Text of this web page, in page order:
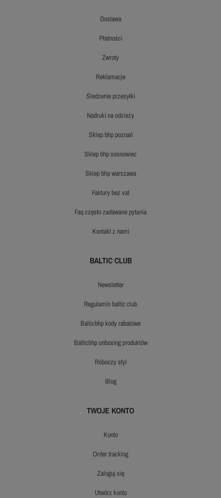
dostawa
płatności
zwroty
reklamacje
śledzenie przesyłki
nadruki na odzieży
sklep bhp poznań
sklep bhp sosnowiec
sklep bhp warszawa
faktury bez vat
faq często zadawane pytania
kontakt z nami
BALTIC CLUB
newsletter
regulamin baltic club
balticbhp kody rabatowe
balticbhp unboxing produktów
roboczy styl
blog
TWOJE KONTO
konto
order tracking
zaloguj się
utwórz konto